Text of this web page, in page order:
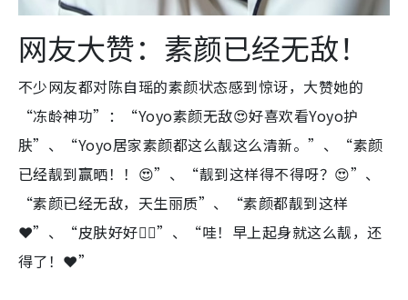
网友大赞：素颜已经无敌！
不少网友都对陈自瑶的素颜状态感到惊讶，大赞她的
“冻龄神功”：“Yoyo素颜无敌😍好喜欢看Yoyo护
肤”、“Yoyo居家素颜都这么靓这么清新。”、“素颜
已经靓到赢晒！！😍”、“靓到这样得不得呀？😍”、
“素颜已经无敌，天生丽质”、“素颜都靓到这样
❤️”、“皮肤好好👍🏻”、“哇！早上起身就这么靓，还
得了！❤️”